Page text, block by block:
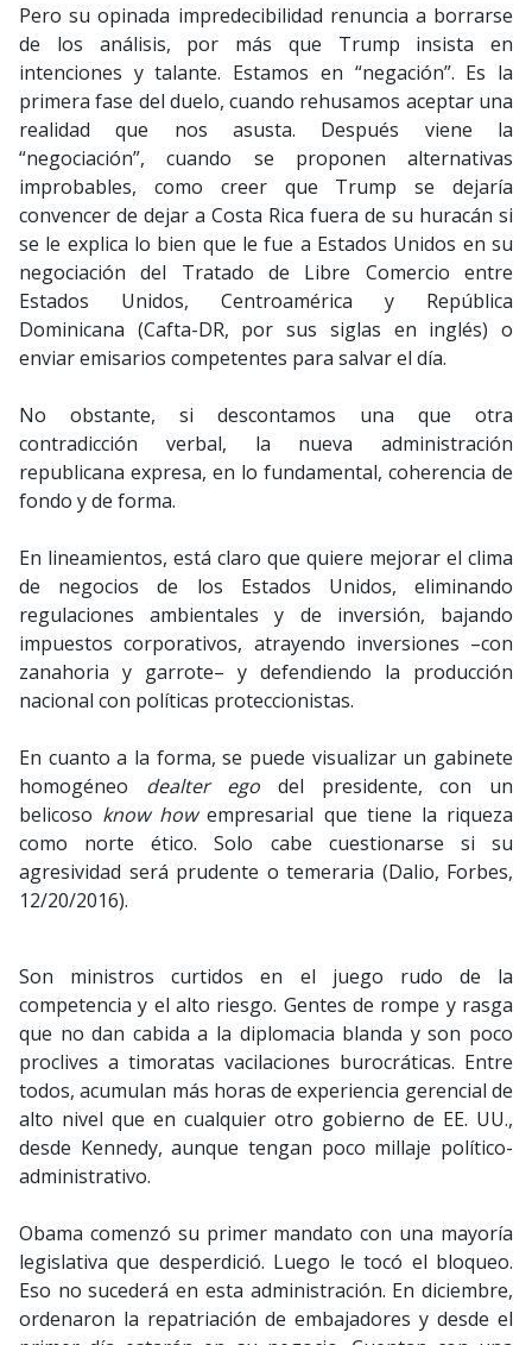
Pero su opinada impredecibilidad renuncia a borrarse
de los análisis, por más que Trump insista en
intenciones y talante. Estamos en “negación”. Es la
primera fase del duelo, cuando rehusamos aceptar una
realidad que nos asusta. Después viene la
“negociación”, cuando se proponen alternativas
improbables, como creer que Trump se dejaría
convencer de dejar a Costa Rica fuera de su huracán si
se le explica lo bien que le fue a Estados Unidos en su
negociación del Tratado de Libre Comercio entre
Estados Unidos, Centroamérica y República
Dominicana (Cafta-DR, por sus siglas en inglés) o
enviar emisarios competentes para salvar el día.
No obstante, si descontamos una que otra
contradicción verbal, la nueva administración
republicana expresa, en lo fundamental, coherencia de
fondo y de forma.
En lineamientos, está claro que quiere mejorar el clima
de negocios de los Estados Unidos, eliminando
regulaciones ambientales y de inversión, bajando
impuestos corporativos, atrayendo inversiones –con
zanahoria y garrote– y defendiendo la producción
nacional con políticas proteccionistas.
En cuanto a la forma, se puede visualizar un gabinete
homogéneo dealter ego del presidente, con un
belicoso know howempresarial que tiene la riqueza
como norte ético. Solo cabe cuestionarse si su
agresividad será prudente o temeraria (Dalio, Forbes,
12/20/2016).
Son ministros curtidos en el juego rudo de la
competencia y el alto riesgo. Gentes de rompe y rasga
que no dan cabida a la diplomacia blanda y son poco
proclives a timoratas vacilaciones burocráticas. Entre
todos, acumulan más horas de experiencia gerencial de
alto nivel que en cualquier otro gobierno de EE. UU.,
desde Kennedy, aunque tengan poco millaje político-
administrativo.
Obama comenzó su primer mandato con una mayoría
legislativa que desperdició. Luego le tocó el bloqueo.
Eso no sucederá en esta administración. En diciembre,
ordenaron la repatriación de embajadores y desde el